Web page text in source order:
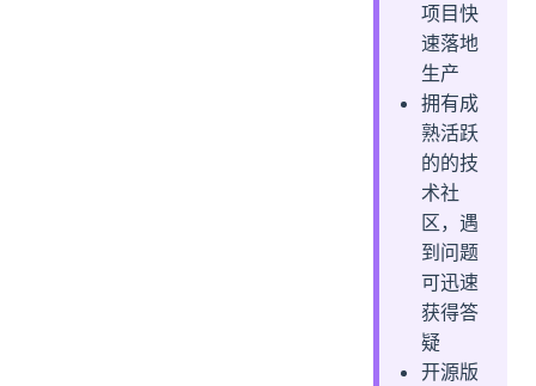
项目快
速落地
生产
拥有成
熟活跃
的的技
术社
区，遇
到问题
可迅速
获得答
疑
开源版